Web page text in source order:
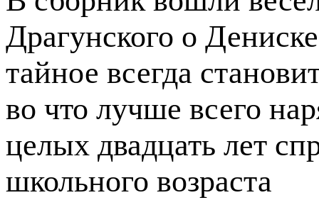
Драгунского о
тайное всегда
во что лучше всего
целых двадцать лет
школьного возраста